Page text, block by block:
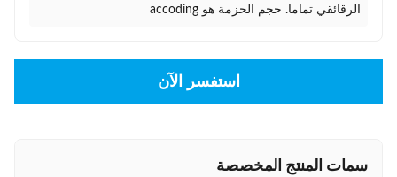
الرقائقي تماما. حجم الحزمة هو accoding
استفسر الآن
سمات المنتج المخصصة